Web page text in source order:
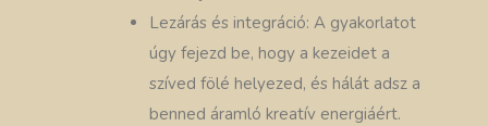
Lezárás és integráció: A gyakorlatot
úgy fejezd be, hogy a kezeidet a
szíved fölé helyezed, és hálát adsz a
benned áramló kreatív energiáért.